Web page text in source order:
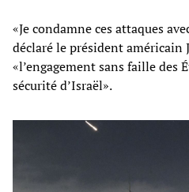
«Je condamne ces attaques
déclaré le président américain
«l’engagement sans faille des
sécurité d’Israël».